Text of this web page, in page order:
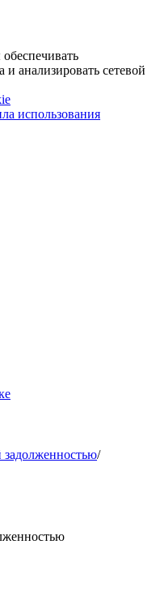
анализировать сетевой
использования
задолженностью/